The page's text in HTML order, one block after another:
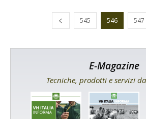
545 546 547
E-Magazine
Tecniche, prodotti e servizi